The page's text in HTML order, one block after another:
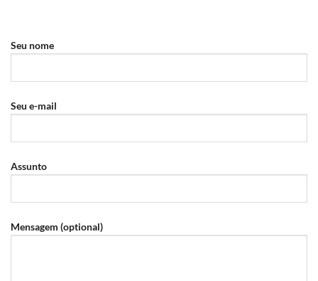
Seu nome
Seu e-mail
Assunto
Mensagem (optional)